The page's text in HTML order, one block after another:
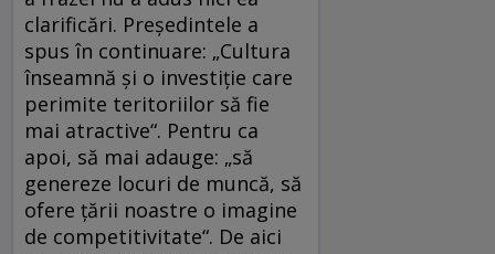
clarificări. Preşedintele a
spus în continuare: „Cultura
înseamnă şi o investiţie care
perimite teritoriilor să fie
mai atractive“. Pentru ca
apoi, să mai adauge: „să
genereze locuri de muncă, să
ofere ţării noastre o imagine
de competitivitate“. De aici